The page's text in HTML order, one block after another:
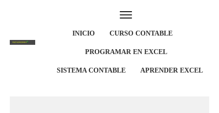
INICIO CURSO CONTABLE
PROGRAMAR EN EXCEL
SISTEMA CONTABLE APRENDER EXCEL